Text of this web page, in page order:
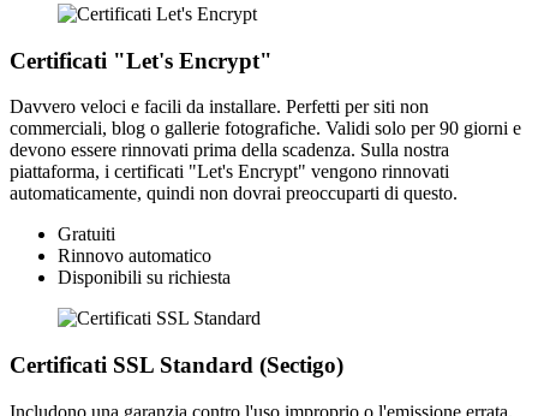
Certificati "Let's Encrypt"
Davvero veloci e facili da installare. Perfetti per siti non
commerciali, blog o gallerie fotografiche. Validi solo per 90 giorni e
devono essere rinnovati prima della scadenza. Sulla nostra
piattaforma, i certificati "Let's Encrypt" vengono rinnovati
automaticamente, quindi non dovrai preoccuparti di questo.
Gratuiti
Rinnovo automatico
Disponibili su richiesta
Certificati SSL Standard (Sectigo)
Includono una garanzia contro l'uso improprio o l'emissione errata.